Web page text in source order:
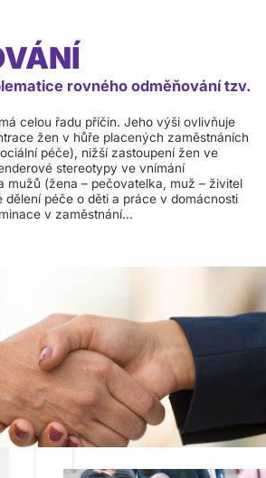
rovného odměňování tzv.
celou řadu příčin. Jeho výši ovlivňuje
žen v hůře placených zaměstnáních
péče), nižší zastoupení žen ve
stereotypy ve vnímání
mužů (žena – pečovatelka, muž – živitel
dělení péče o děti a práce v domácnosti
v zaměstnání...